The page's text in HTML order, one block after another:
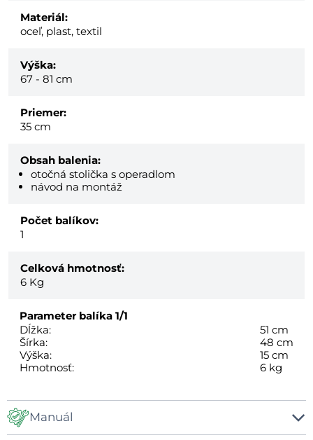
Materiál:
oceľ, plast, textil
Výška:
67 - 81 cm
Priemer:
35 cm
Obsah balenia:
otočná stolička s operadlom
návod na montáž
Počet balíkov:
1
Celková hmotnosť:
6 Kg
Parameter balíka 1/1
Dĺžka:
51 cm
Šírka:
48 cm
Výška:
15 cm
Hmotnosť:
6 kg
Manuál